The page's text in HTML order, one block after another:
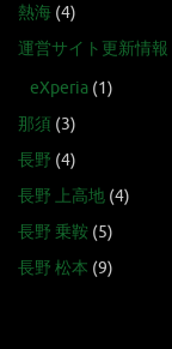
熱海 (4)
運営サイト更新情報
eXperia (1)
那須 (3)
長野 (4)
長野 上高地 (4)
長野 乗鞍 (5)
長野 松本 (9)